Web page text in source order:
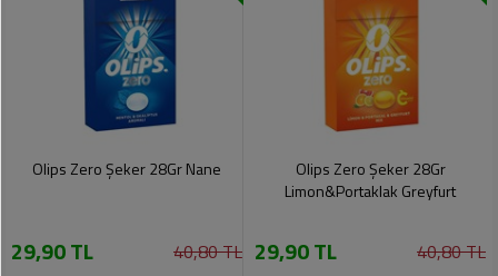
Olips Zero Şeker 28Gr Nane
29,90 TL 40,80 TL
Olips Zero Şeker 28Gr
Limon&Portaklak Greyfurt
29,90 TL 40,80 TL